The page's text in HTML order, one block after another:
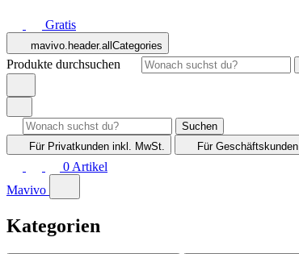
Gratis
mavivo.header.allCategories
Produkte durchsuchen
Suchen
Für Privatkunden inkl. MwSt. Für Geschäftskunden
0 Artikel
Mavivo
Kategorien